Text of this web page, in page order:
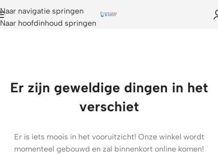
Naar navigatie springen
Naar hoofdinhoud springen
Er zijn geweldige dingen in het
verschiet
Er is iets moois in het vooruitzicht! Onze winkel wordt
momenteel gebouwd en zal binnenkort online komen!